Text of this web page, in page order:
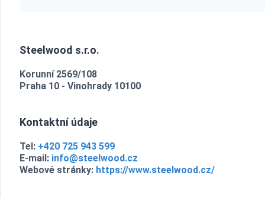
Steelwood s.r.o.
Korunní 2569/108
Praha 10 - Vinohrady 10100
Kontaktní údaje
Tel: +420 725 943 599
E-mail: info@steelwood.cz
Webové stránky: https://www.steelwood.cz/